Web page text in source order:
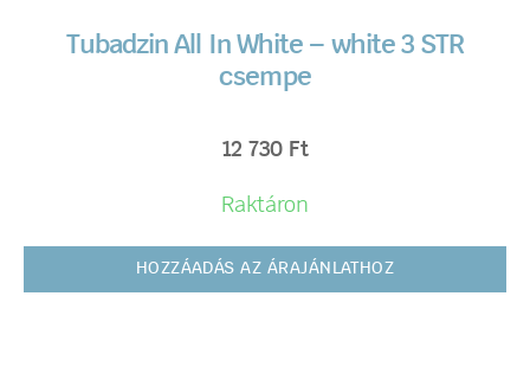
Tubadzin All In White – white 3 STR
csempe
12 730 Ft
Raktáron
HOZZÁADÁS AZ ÁRAJÁNLATHOZ